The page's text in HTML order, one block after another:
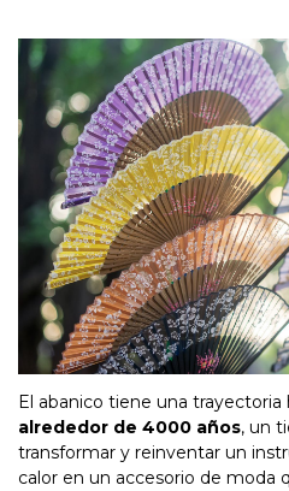
El abanico tiene una trayectoria
alrededor de 4000 años, un
transformar y reinventar un
calor en un accesorio de moda